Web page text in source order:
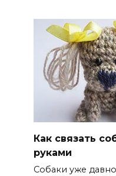
Как связать
руками
Собаки уже